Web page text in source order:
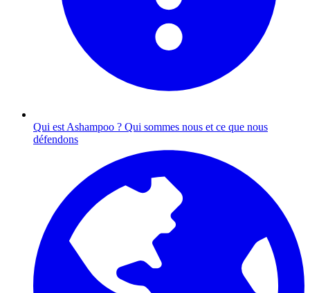
Qui est Ashampoo ? Qui sommes nous et ce que nous
défendons